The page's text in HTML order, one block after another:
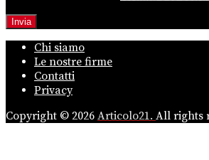
Chi siamo
Le nostre firme
Contatti
Privacy
Copyright © 2026 Articolo21. All rights